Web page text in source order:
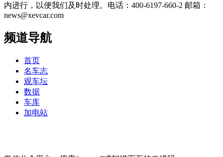
内进行，以便我们及时处理。电话：400-6197-660-2 邮箱：
news@xevcar.com
频道导航
首页
名车志
观车坛
数据
车库
加电站